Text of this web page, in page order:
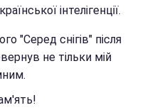
інтелігенції.
"Серед снігів" після
не тільки мій